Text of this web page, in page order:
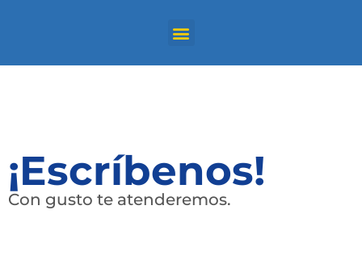
¡Escríbenos!
Con gusto te atenderemos.